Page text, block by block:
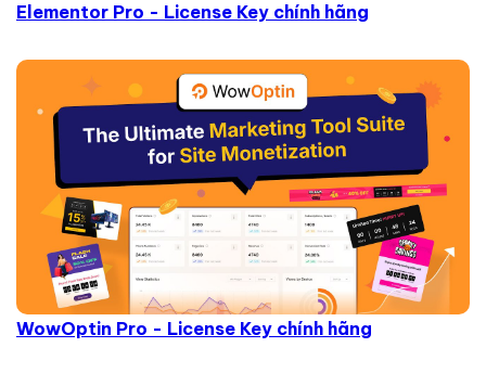
Elementor Pro - License Key chính hãng
WowOptin Pro - License Key chính hãng